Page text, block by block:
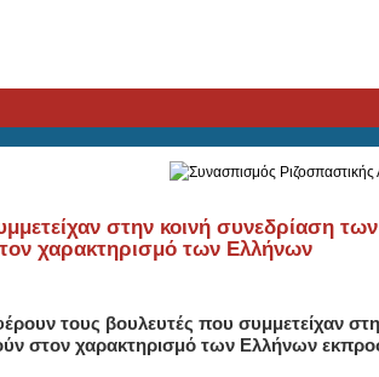
στην κοινή συνεδρίαση των
χαρακτηρισμό των Ελλήνων
τους βουλευτές που συμμετείχαν
στον χαρακτηρισμό των Ελλήνων